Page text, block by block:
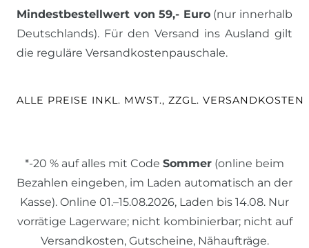
Mindestbestellwert von 59,- Euro(nur innerhalb
Deutschlands). Für den Versand ins Ausland gilt
die reguläre Versandkostenpauschale.
ALLE PREISE INKL. MWST., ZZGL. VERSANDKOSTEN
*-20 % auf alles mit Code Sommer (online beim
Bezahlen eingeben, im Laden automatisch an der
Kasse). Online 01.–15.08.2026, Laden bis 14.08. Nur
vorrätige Lagerware; nicht kombinierbar; nicht auf
Versandkosten, Gutscheine, Nähaufträge.